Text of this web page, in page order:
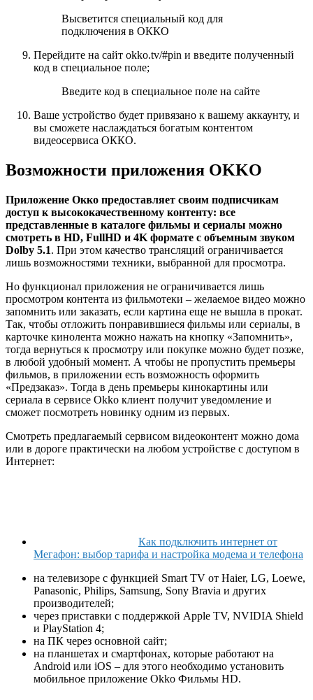
Высветится специальный код для
подключения в ОККО
Перейдите на сайт okko.tv/#pin и введите полученный
код в специальное поле;
Введите код в специальное поле на сайте
Ваше устройство будет привязано к вашему аккаунту, и
вы сможете наслаждаться богатым контентом
видеосервиса ОККО.
Возможности приложения OKKO
Приложение Окко предоставляет своим подписчикам
доступ к высококачественному контенту: все
представленные в каталоге фильмы и сериалы можно
смотреть в HD, FullHD и 4K формате с объемным звуком
Dolby 5.1. При этом качество трансляций ограничивается
лишь возможностями техники, выбранной для просмотра.
Но функционал приложения не ограничивается лишь
просмотром контента из фильмотеки – желаемое видео можно
запомнить или заказать, если картина еще не вышла в прокат.
Так, чтобы отложить понравившиеся фильмы или сериалы, в
карточке кинолента можно нажать на кнопку «Запомнить»,
тогда вернуться к просмотру или покупке можно будет позже,
в любой удобный момент. А чтобы не пропустить премьеры
фильмов, в приложении есть возможность оформить
«Предзаказ». Тогда в день премьеры кинокартины или
сериала в сервисе Okko клиент получит уведомление и
сможет посмотреть новинку одним из первых.
Смотреть предлагаемый сервисом видеоконтент можно дома
или в дороге практически на любом устройстве с доступом в
Интернет:
Как подключить интернет от
Мегафон: выбор тарифа и настройка модема и телефона
на телевизоре с функцией Smart TV от Haier, LG, Loewe,
Panasonic, Philips, Samsung, Sony Bravia и других
производителей;
через приставки с поддержкой Apple TV, NVIDIA Shield
и PlayStation 4;
на ПК через основной сайт;
на планшетах и смартфонах, которые работают на
Android или iOS – для этого необходимо установить
мобильное приложение Okko Фильмы HD.